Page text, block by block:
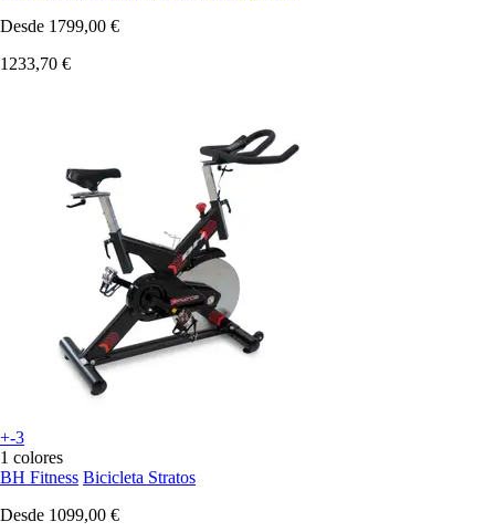
Desde 1799,00 €
1233,70 €
+-3
1 colores
BH Fitness Bicicleta Stratos
Desde 1099,00 €